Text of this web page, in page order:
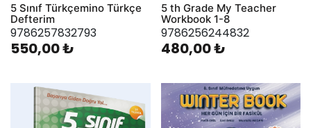
5 Sınıf Türkçemino Türkçe
Defterim
9786257832793
550,00 ₺
5 th Grade My Teacher
Workbook 1-8
9786256244832
480,00 ₺